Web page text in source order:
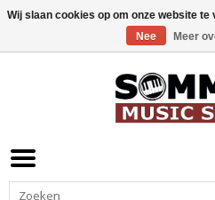
Wij slaan cookies op om onze website
Nee
Meer